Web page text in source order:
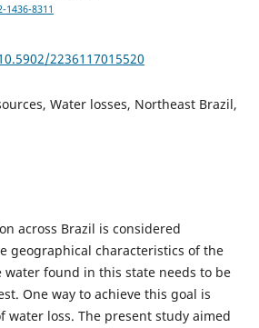
8311
2236117015520
Water losses, Northeast Brazil,
across Brazil is considered
geographical characteristics of the
found in this state needs to be
One way to achieve this goal is
loss. The present study aimed